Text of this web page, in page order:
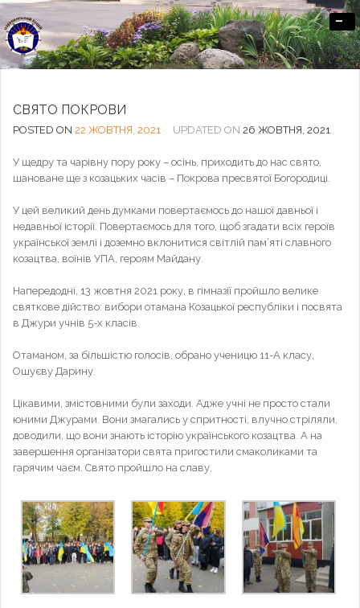
Офіційний сайт Озерненського ліцею
-
СВЯТО ПОКРОВИ
POSTED ON 22 ЖОВТНЯ, 2021 UPDATED ON 26 ЖОВТНЯ, 2021
У щедру та чарівну пору року – осінь, приходить до нас свято,
шановане ще з козацьких часів – Покрова пресвятої Богородиці.
У цей великий день думками повертаємось до нашої давньої і
недавньої історії. Повертаємось для того, щоб згадати всіх героїв
української землі і доземно вклонитися світлій пам’яті славного
козацтва, воїнів УПА, героям Майдану.
Напередодні, 13 жовтня 2021 року, в гімназії пройшло велике
святкове дійство: вибори отамана Козацької республіки і посвята
в Джури учнів 5-х класів.
Отаманом, за більшістю голосів, обрано ученицю 11-А класу,
Ошуєву Дарину.
Цікавими, змістовними були заходи. Адже учні не просто стали
юними Джурами. Вони змагались у спритності, влучно стріляли,
доводили, що вони знають історію українського козацтва. А на
завершення організатори свята пригостили смаколиками та
гарячим чаєм. Свято пройшло на славу.